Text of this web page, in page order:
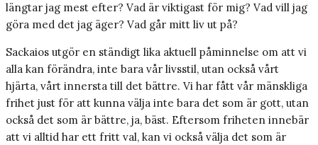
längtar jag mest efter? Vad är viktigast för mig? Vad vill jag
göra med det jag äger? Vad går mitt liv ut på?
Sackaios utgör en ständigt lika aktuell påminnelse om att vi
alla kan förändra, inte bara vår livsstil, utan också vårt
hjärta, vårt innersta till det bättre. Vi har fått vår mänskliga
frihet just för att kunna välja inte bara det som är gott, utan
också det som är bättre, ja, bäst. Eftersom friheten innebär
att vi alltid har ett fritt val, kan vi också välja det som är